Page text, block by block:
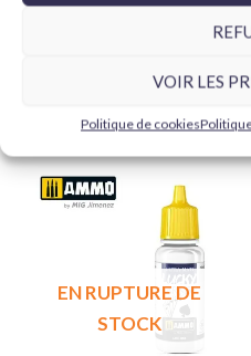
VOIR LES
Politique de cookies
EN RUPTURE DE
STOCK